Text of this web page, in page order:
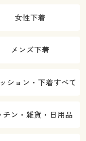
女性下着
メンズ下着
ション・下着すべて
チン・雑貨・日用品